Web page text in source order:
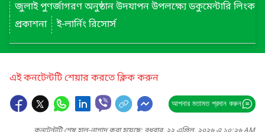
জুলাই পুণর্জাগরণ অনুষ্ঠান উদযাপন উপলক্ষ্যে ডকুমেন্টারি লিংক
প্রকাশনা
ই-লার্নিং রিসোর্স
এই কনটেন্টটি শেয়ার করতে ক্লিক করুন
আপনার মতামত প্রদান করুন